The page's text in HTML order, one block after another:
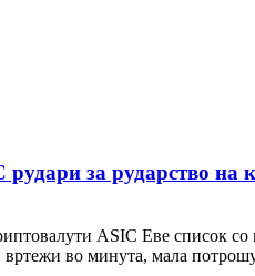
рудари за рударство на
ASIC Еве список
вртежи во минута, мала